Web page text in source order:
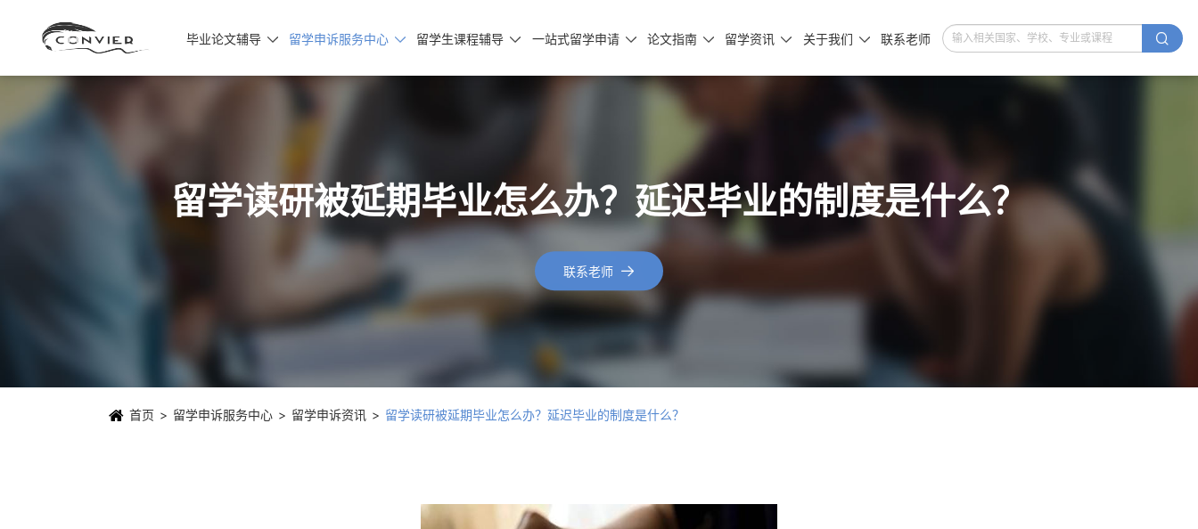
毕业论文辅导  留学申诉服务中心  留学生课程辅导  一站式留学申请  论文指南  留学资讯  关于我们  联系老师 
留学读研被延期毕业怎么办？延迟毕业的制度是什么？
联系老师 
首页 留学申诉服务中心 留学申诉资讯 留学读研被延期毕业怎么办？延迟毕业的制度是什么？